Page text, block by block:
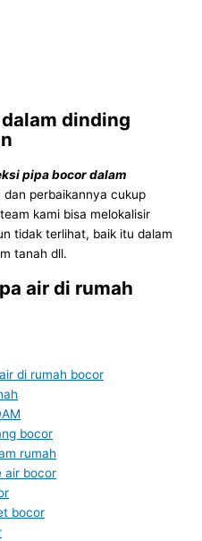
dinding
pipa bocor dalam
dan perbaikannya cukup
kami bisa melokalisir
tidak terlihat, baik itu dalam
tanah dll.
air di rumah
di rumah bocor
bocor
rumah
air bocor
bocor